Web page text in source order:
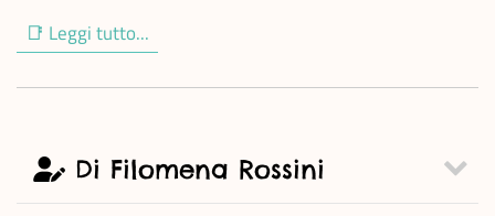
📑 Leggi tutto...
Di Filomena Rossini